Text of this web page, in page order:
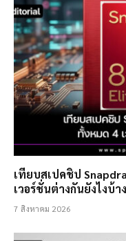
เทียบสเปคชิป
เวอร์ชั่นต่างกันยังไงบ้า
7 สิงหาคม 2026